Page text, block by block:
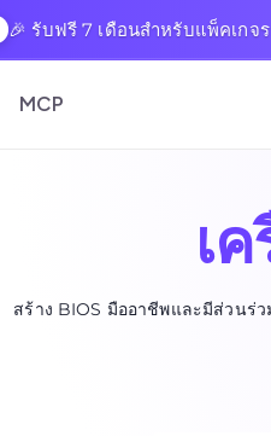
🎉 รับฟรี 7 เดือนสำหรับแพ็คเก
MCP
เ
สร้าง BIOS มืออาชีพและมีส่วนร่